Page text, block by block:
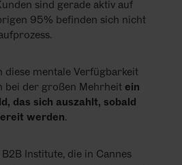
sind gerade aktiv auf
95% befinden sich nicht
diese mentale Verfügbarkeit
bei der großen Mehrheit ein
das sich auszahlt, sobald
werden.
Institute, die in Cannes